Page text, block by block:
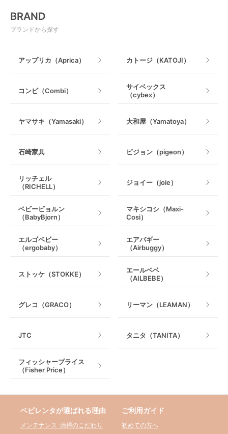
室内遊具
授乳グッズ・ママ用品
BRAND
ブランドから探す
アップリカ（Aprica） カトージ（KATOJI）
コンビ（Combi）
サイベックス
（cybex）
ヤマサキ（Yamasaki） 大和屋（Yamatoya）
石崎家具 ピジョン（pigeon）
リッチェル
（RICHELL）
ジョイー（joie）
ベビービョルン
（BabyBjorn）
マキシコシ（Maxi-
Cosi）
エルゴベビー
（ergobaby）
エアバギー
（Airbuggy）
ストッケ（STOKKE）
エールベベ
（AILBEBE）
グレコ（GRACO） リーマン（LEAMAN）
JTC タニタ（TANITA）
フィッシャープライス
（Fisher Price）
ベビレンタが選ばれる理由
メンテナンス･清掃のこだわり
ご利用ガイド
初めての方へ